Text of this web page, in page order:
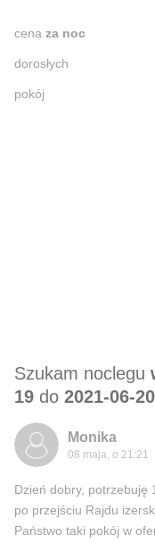
cena za noc
dorosłych
pokój
Szukam noclegu
19 do 2021-06-20
Monika
08 maja, o 21:21
Dzień dobry, potrzebuję
po przejściu Rajdu
Państwo taki pokój w